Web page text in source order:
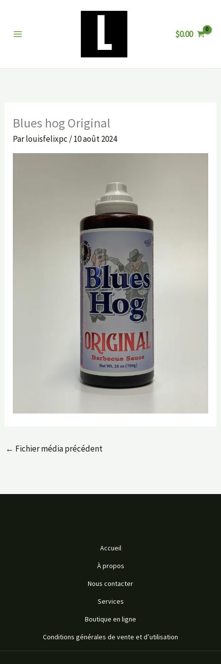
contenu
$0.00
Blues hog Original
Parlouisfelixpc /10 août 2024
← Fichier média précédent
Accueil
À propos
Nous contacter
Services
Boutique en ligne
Conditions générales de vente et d’utilisation